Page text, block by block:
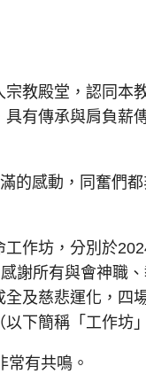
殿堂，認同本
有傳承與肩負薪
的感動，同奮們
坊，分別於
謝所有與會神職
及慈悲運化，四
下簡稱「工作坊
有共鳴。